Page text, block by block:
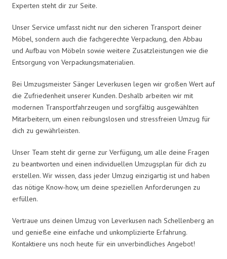
Experten steht dir zur Seite.
Unser Service umfasst nicht nur den sicheren Transport deiner
Möbel, sondern auch die fachgerechte Verpackung, den Abbau
und Aufbau von Möbeln sowie weitere Zusatzleistungen wie die
Entsorgung von Verpackungsmaterialien.
Bei Umzugsmeister Sänger Leverkusen legen wir großen Wert auf
die Zufriedenheit unserer Kunden. Deshalb arbeiten wir mit
modernen Transportfahrzeugen und sorgfältig ausgewählten
Mitarbeitern, um einen reibungslosen und stressfreien Umzug für
dich zu gewährleisten.
Unser Team steht dir gerne zur Verfügung, um alle deine Fragen
zu beantworten und einen individuellen Umzugsplan für dich zu
erstellen. Wir wissen, dass jeder Umzug einzigartig ist und haben
das nötige Know-how, um deine speziellen Anforderungen zu
erfüllen.
Vertraue uns deinen Umzug von Leverkusen nach Schellenberg an
und genieße eine einfache und unkomplizierte Erfahrung.
Kontaktiere uns noch heute für ein unverbindliches Angebot!